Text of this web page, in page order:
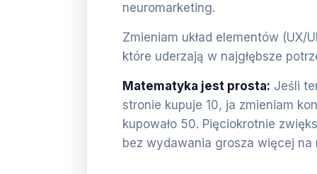
neuromarketing.
Zmieniam układ elementów (UX/
które uderzają w najgłębsze
Matematyka jest prosta: Jeśli
stronie kupuje 10, ja zmieniam
kupowało 50. Pięciokrotnie
bez wydawania grosza więcej na